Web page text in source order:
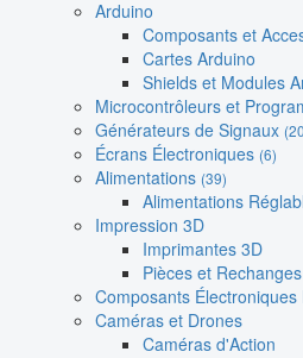
Arduino
Composants et
Cartes Arduino
Shields et Modules
Microcontrôleurs et
Générateurs de Signaux
Écrans Électroniques (6)
Alimentations (39)
Alimentations
Impression 3D
Imprimantes 3D
Pièces et
Composants Électroniques
Caméras et Drones
Caméras d'Action